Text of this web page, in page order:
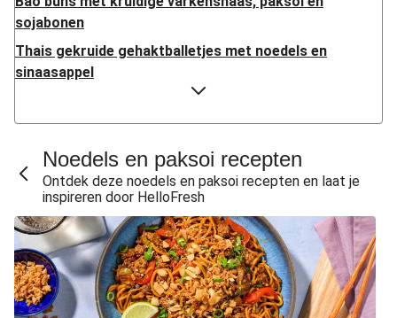
sojabonen
Thais gekruide gehaktballetjes met noedels en
sinaasappel
Aziatische curry-maaltijdsoep met kip en aardappel
Noedels met rundergehakt en zwarte-bonensaus
Pittige stamppot van paksoi met spekjes
Kipfilethaasjes in zoete saus met knoflookrijst
Tom kha kai soep met kip en kokosmelk
Pittige groene viscurry met rijst
Vegetarische kipcurry met rijst
Biefstukreepjes met rijst en paksoi
Noedels en paksoi recepten
Ontdek deze noedels en paksoi recepten en laat je
inspireren door HelloFresh